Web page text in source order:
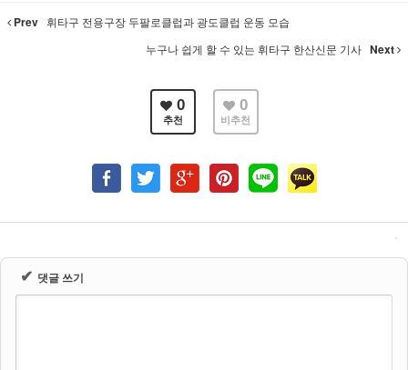
Prev 휘타구 전용구장 두팔로클럽과 광도클럽 운동 모습
누구나 쉽게 할 수 있는 휘타구 한산신문 기사 Next
0
추천
0
비추천
✔ 댓글 쓰기